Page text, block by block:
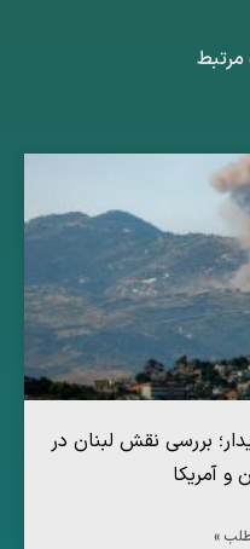
بررسی نقش لبنان در
و آمریکا
»